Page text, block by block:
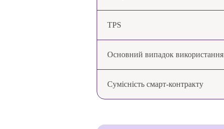
TPS
Основний випадок використання
Сумісність смарт-контракту